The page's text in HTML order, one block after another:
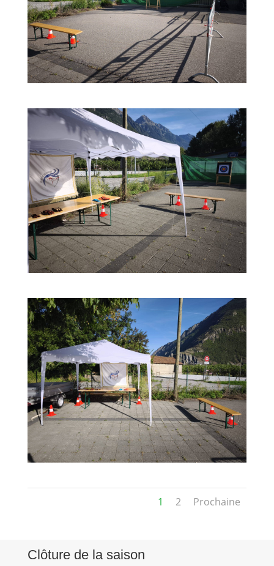
1 2 Prochaine
Clôture de la saison